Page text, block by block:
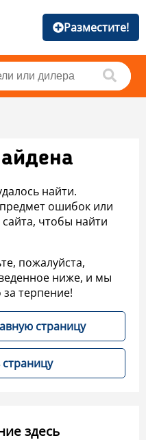
Разместите!
найти.
ошибок или
чтобы найти
пожалуйста,
ниже, и мы
терпение!
страницу
здесь